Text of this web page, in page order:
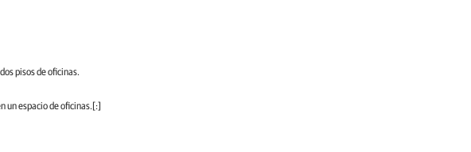
pisos de oficinas.
un espacio de oficinas.[:]